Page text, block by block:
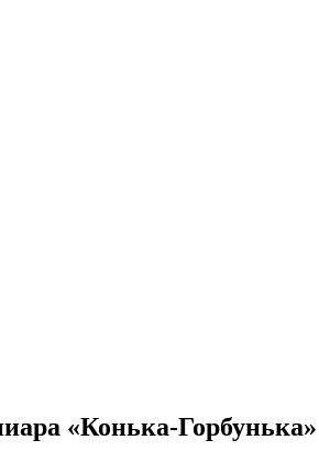
«Конька-Горбунька»